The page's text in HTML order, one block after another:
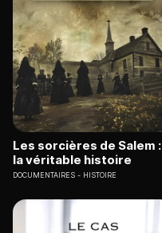
Les sorcières de Salem :
la véritable histoire
DOCUMENTAIRES HISTOIRE